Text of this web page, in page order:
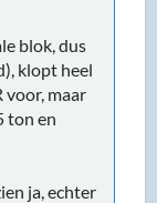
blok, dus
klopt heel
voor, maar
ton en
ja, echter